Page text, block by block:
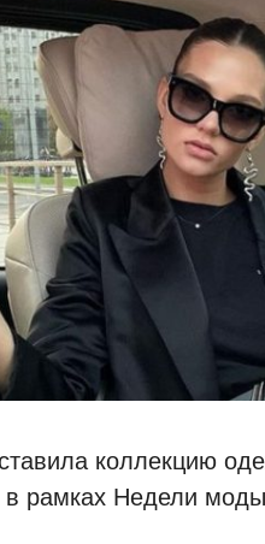
коллекцию
рамках Недели